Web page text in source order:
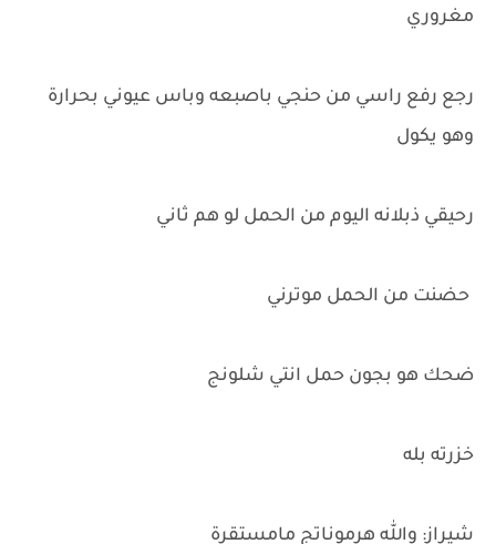
مغروري
رجع رفع راسي من حنجي باصبعه وباس عيوني بحرارة
وهو يكول
رحيقي ذبلانه اليوم من الحمل لو هم ثاني
حضنت من الحمل موترني
ضحك هو بجون حمل انتي شلونج
خزرته بله
شيراز: والله هرموناتج مامستقرة